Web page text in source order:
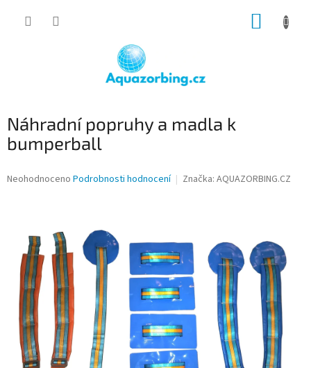
Náhradní popruhy a madla k
bumperball
Průměrné
hvězdiček.
Neohodnoceno Podrobnosti hodnocení Značka: AQUAZORBING.CZ